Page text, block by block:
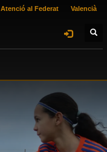
Atenció al Federat Valencià